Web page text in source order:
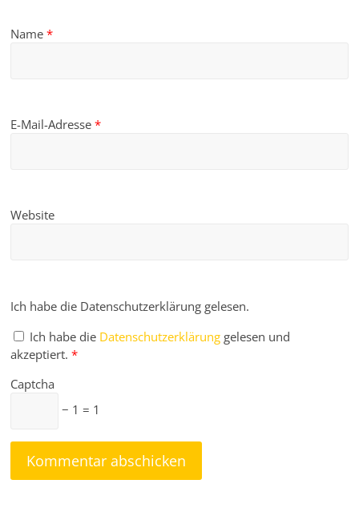
Name*
E-Mail-Adresse*
Website
Ich habe die Datenschutzerklärung gelesen.
Ich habe die Datenschutzerklärung gelesen und
akzeptiert. *
Captcha
− 1 = 1